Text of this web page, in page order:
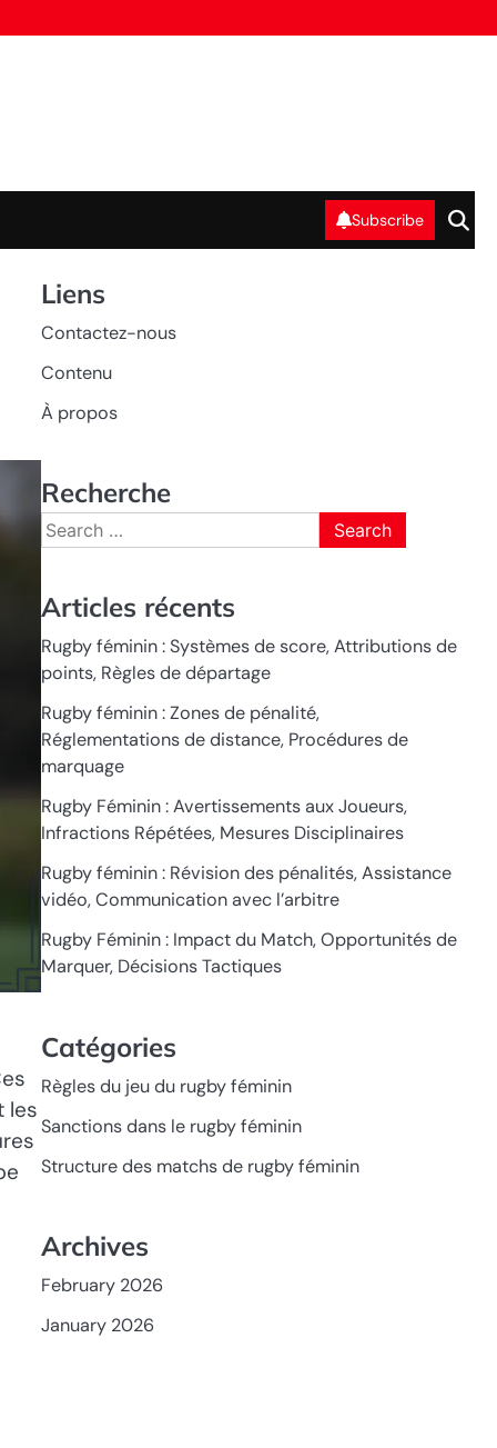
Subscribe
les
Liens
Contactez-nous
Contenu
À propos
Recherche
Search
for:
Articles récents
Rugby féminin : Systèmes de score, Attributions de
points, Règles de départage
Rugby féminin : Zones de pénalité,
Réglementations de distance, Procédures de
marquage
Rugby Féminin : Avertissements aux Joueurs,
Infractions Répétées, Mesures Disciplinaires
Rugby féminin : Révision des pénalités, Assistance
vidéo, Communication avec l’arbitre
Rugby Féminin : Impact du Match, Opportunités de
Marquer, Décisions Tactiques
Catégories
Règles du jeu du rugby féminin
Sanctions dans le rugby féminin
Structure des matchs de rugby féminin
Archives
February 2026
January 2026